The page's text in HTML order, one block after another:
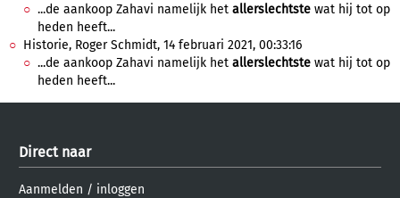
...de aankoop Zahavi namelijk het allerslechtste wat hij tot op
heden heeft...
Historie, Roger Schmidt, 14 februari 2021, 00:33:16
...de aankoop Zahavi namelijk het allerslechtste wat hij tot op
heden heeft...
Direct naar
Aanmelden / inloggen